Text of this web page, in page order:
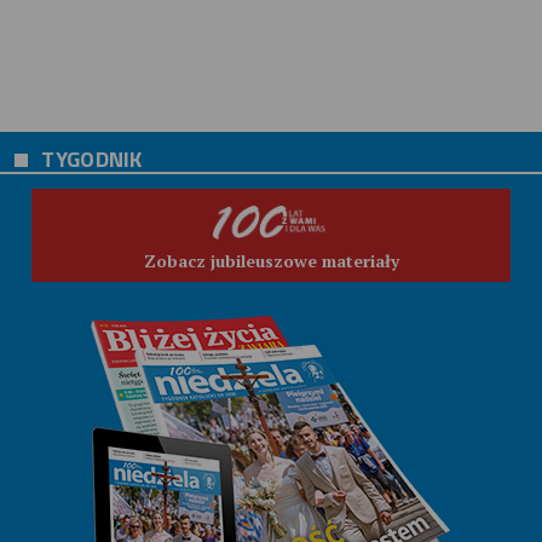
TYGODNIK
Zobacz jubileuszowe materiały